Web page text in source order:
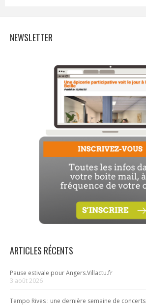
NEWSLETTER
ARTICLES RÉCENTS
Pause estivale pour Angers.Villactu.fr
3 août 2026
Tempo Rives : une dernière semaine de